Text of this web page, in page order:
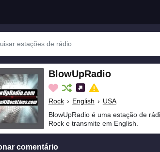
BlowUpRadio
Rock › English › USA
BlowUpRadio é uma estação de
Rock e transmite em English.
comentário